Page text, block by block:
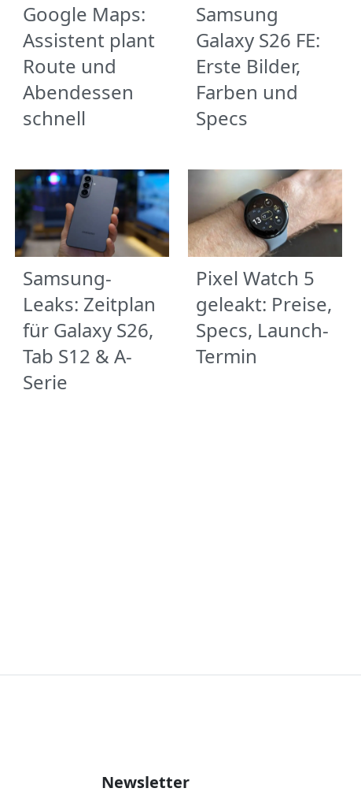
Google Maps:
Assistent plant
Route und
Abendessen
schnell
Samsung
Galaxy S26 FE:
Erste Bilder,
Farben und
Specs
Samsung-
Leaks: Zeitplan
für Galaxy S26,
Tab S12 & A-
Serie
Pixel Watch 5
geleakt: Preise,
Specs, Launch-
Termin
Newsletter